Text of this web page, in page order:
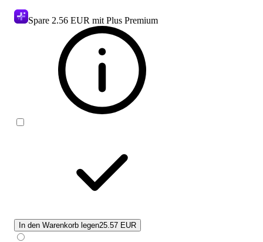
Spare 2.56 EUR mit Plus Premium
In den Warenkorb legen25.57 EUR